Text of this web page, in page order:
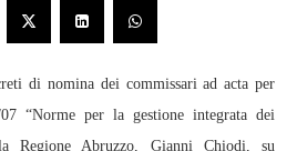
di nomina dei commissari ad acta per
“Norme per la gestione integrata dei
Regione Abruzzo, Gianni Chiodi, su